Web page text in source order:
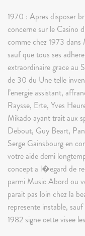
1970 : Apres disposer
concerne sur le Casino
comme chez 1973 dans
sauf que tous ses
extraordinaire grace au
de 30 du Une telle
l’energie assistant,
Raysse, Erte, Yves
Mikado ayant trait aux
Debout, Guy Beart,
Serge Gainsbourg en
votre aide demi
concept a l�egard de
parmi Music Abord ou
parait pas loin chez la
represente instable,
1982 signe cette visee